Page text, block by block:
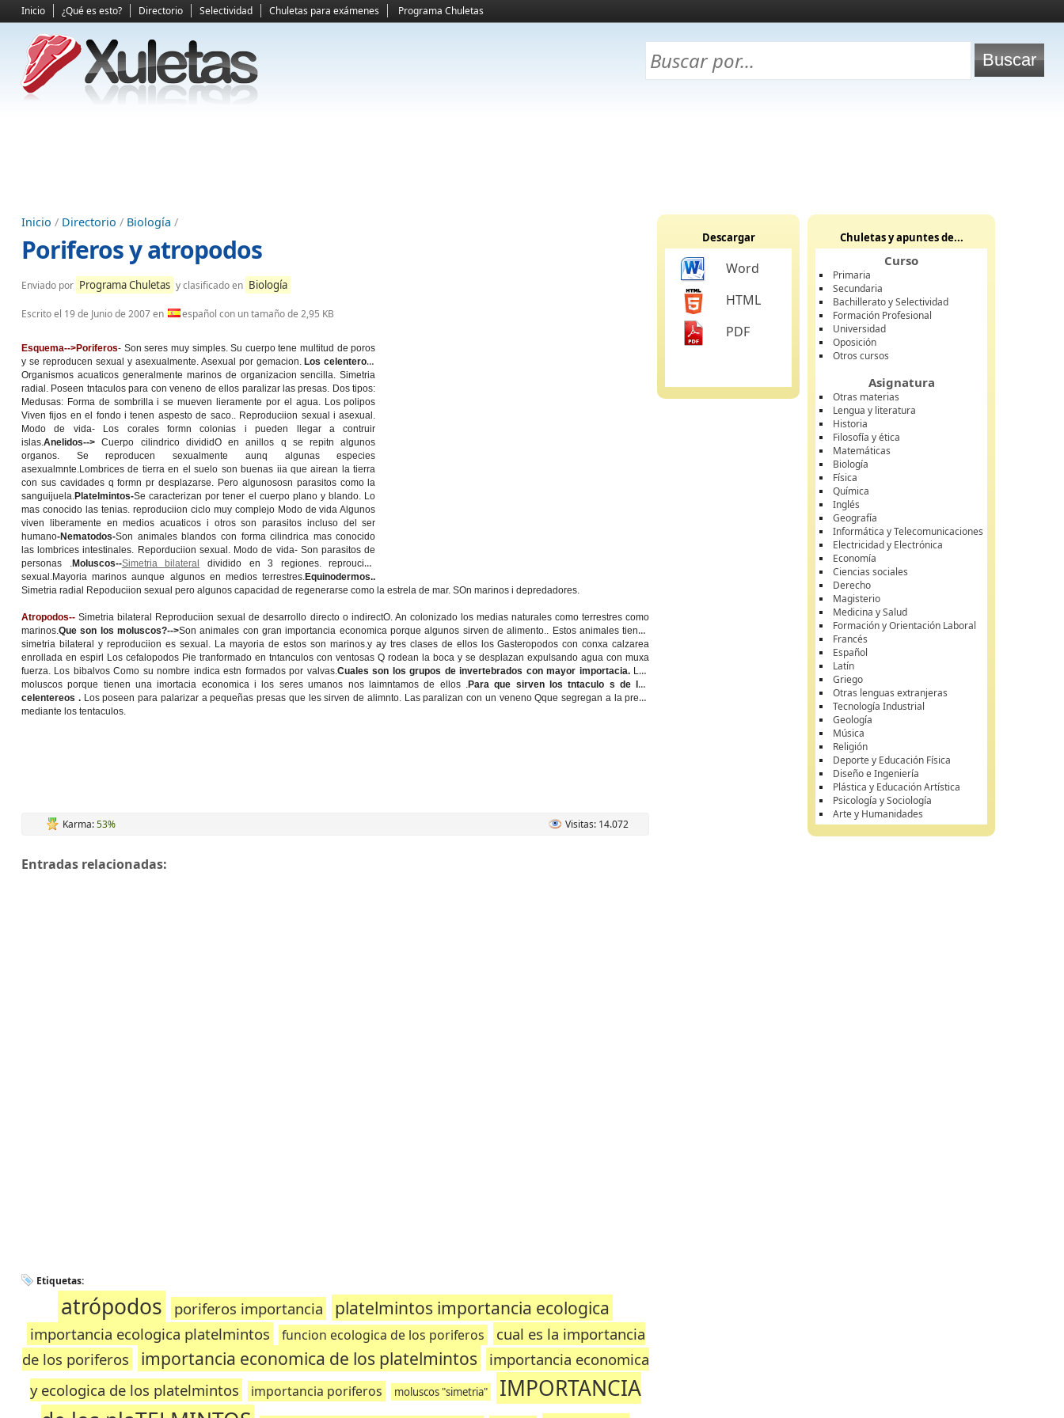
Inicio ¿Qué es esto? Directorio Selectividad Chuletas para exámenes Programa Chuletas
Inicio / Directorio / Biología /
Poriferos y atropodos
Enviado por Programa Chuletas y clasificado en Biología
Escrito el 19 de Junio de 2007en español con un tamaño de 2,95 KB
Esquema-->Poriferos- Son seres muy simples. Su cuerpo tene multitud de poros
y se reproducen sexual y asexualmente. Asexual por gemacion. Los celenteros-
Organismos acuaticos generalmente marinos de organizacion sencilla. Simetria
radial. Poseen tntaculos para con veneno de ellos paralizar las presas. Dos tipos:
Medusas: Forma de sombrilla i se mueven lieramente por el agua. Los polipos
Viven fijos en el fondo i tenen aspesto de saco.. Reproduciion sexual i asexual.
Modo de vida- Los corales formn colonias i pueden llegar a contruir
islas.Anelidos-->Cuerpo cilindrico divididO en anillos q se repitn algunos
organos. Se reproducen sexualmente aunq algunas especies
asexualmnte.Lombrices de tierra en el suelo son buenas iia que airean la tierra
con sus cavidades q formn pr desplazarse. Pero algunososn parasitos como la
sanguijuela.Platelmintos-Se caracterizan por tener el cuerpo plano y blando. Lo
mas conocido las tenias. reproduciion ciclo muy complejo Modo de vida Algunos
viven liberamente en medios acuaticos i otros son parasitos incluso del ser
humano-Nematodos-Son animales blandos con forma cilindrica mas conocido
las lombrices intestinales. Reporduciion sexual. Modo de vida- Son parasitos de
personas .Moluscos--Simetria bilateral
dividido en 3 regiones. reproucion
sexual.Mayoria marinos aunque algunos en medios terrestres.Equinodermos..
Simetria radial Repoduciion sexual pero algunos capacidad de regenerarse como la estrela de mar. SOn marinos i depredadores.
Atropodos-- Simetria bilateral Reproduciion sexual de desarrollo directo o indirectO. An colonizado los medias naturales como terrestres como
marinos.Que son los moluscos?-->Son animales con gran importancia economica porque algunos sirven de alimento.. Estos animales tienen
simetria bilateral y reproduciion es sexual. La mayoria de estos son marinos.y ay tres clases de ellos los Gasteropodos con conxa calzarea
enrollada en espirl Los cefalopodos Pie tranformado en tntanculos con ventosas Q rodean la boca y se desplazan expulsando agua con muxa
fuerza. Los bibalvos Como su nombre indica estn formados por valvas.Cuales son los grupos de invertebrados con mayor importacia. Los
moluscos porque tienen una imortacia economica i los seres umanos nos laimntamos de ellos .Para que sirven los tntaculo s de los
celentereos . Los poseen para palarizar a pequeñas presas que les sirven de alimnto. Las paralizan con un veneno Qque segregan a la presa
mediante los tentaculos.
Karma:53% Visitas: 14.072
Entradas relacionadas:
Etiquetas:
atrópodos poriferos importancia platelmintos importancia ecologica
importancia ecologica platelmintos funcion ecologica de los poriferos
cual es la importancia
de los poriferos
importancia economica de los platelmintos
importancia economica
y ecologica de los platelmintos
importancia poriferos moluscos "simetria"
IMPORTANCIA
Descargar
Word
HTML
PDF
Chuletas y apuntes de...
Curso
Primaria
Secundaria
Bachillerato y Selectividad
Formación Profesional
Universidad
Oposición
Otros cursos
Asignatura
Otras materias
Lengua y literatura
Historia
Filosofía y ética
Matemáticas
Biología
Física
Química
Inglés
Geografía
Informática y Telecomunicaciones
Electricidad y Electrónica
Economía
Ciencias sociales
Derecho
Magisterio
Medicina y Salud
Formación y Orientación Laboral
Francés
Español
Latín
Griego
Otras lenguas extranjeras
Tecnología Industrial
Geología
Música
Religión
Deporte y Educación Física
Diseño e Ingeniería
Plástica y Educación Artística
Psicología y Sociología
Arte y Humanidades